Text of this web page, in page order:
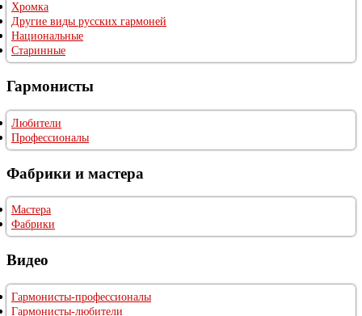
Хромка
Другие виды русских гармоней
Национальные
Старинные
Гармонисты
Любители
Профессионалы
Фабрики и мастера
Мастера
Фабрики
Видео
Гармонисты-профессионалы
Гармонисты-любители